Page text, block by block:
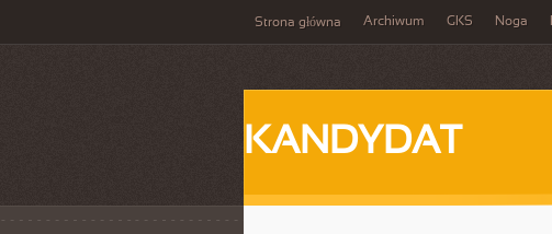
Strona główna Archiwum GKS Noga
KANDYDAT